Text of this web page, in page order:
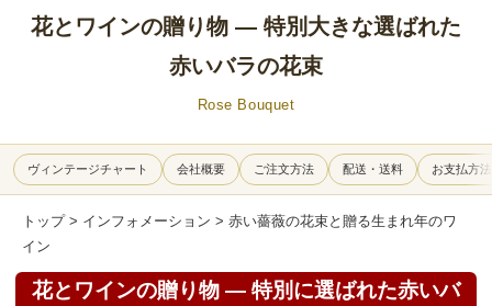
花とワインの贈り物 — 特別大きな選ばれた
赤いバラの花束
Rose Bouquet
ヴィンテージチャート 会社概要 ご注文方法 配送・送料 お支払方法
トップ> インフォメーション > 赤い薔薇の花束と贈る生まれ年のワ
イン
花とワインの贈り物 — 特別に選ばれた赤いバ